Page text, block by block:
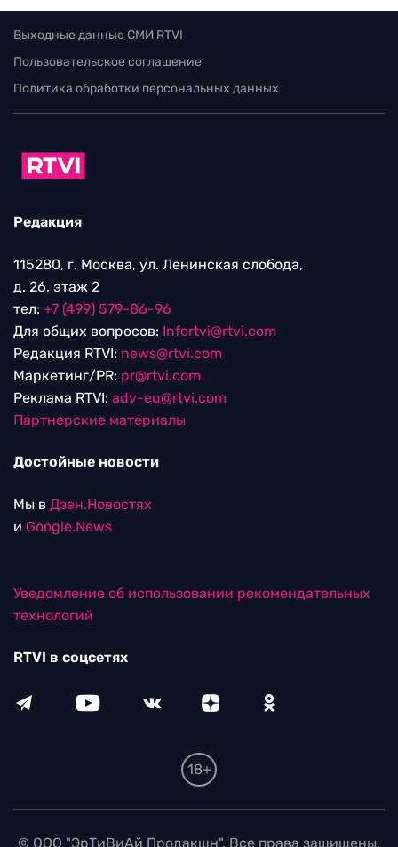
Выходные данные СМИ RTVI
Пользовательское соглашение
Политика обработки персональных данных
Редакция
115280, г. Москва, ул. Ленинская слобода,
д. 26, этаж 2
тел: +7 (499) 579-86-96
Для общих вопросов: Infortvi@rtvi.com
Редакция RTVI: news@rtvi.com
Маркетинг/PR: pr@rtvi.com
Реклама RTVI: adv-eu@rtvi.com
Партнерские материалы
Достойные новости
Мы в Дзен.Новостях
и Google.News
Уведомление об использовании рекомендательных
технологий
RTVI в соцсетях
18+
© ООО "ЭрТиВиАй Продакшн". Все права защищены.